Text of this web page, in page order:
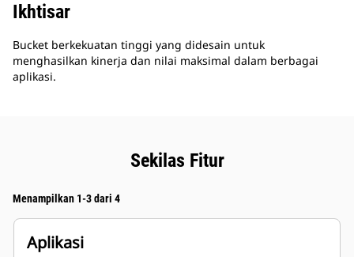
Ikhtisar
Bucket berkekuatan tinggi yang didesain untuk
menghasilkan kinerja dan nilai maksimal dalam berbagai
aplikasi.
Sekilas Fitur
Menampilkan 1-3 dari 4
Aplikasi